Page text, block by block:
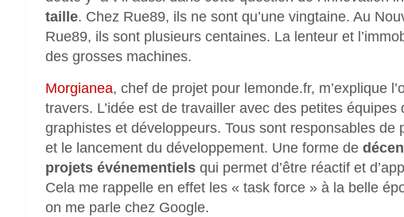
taille. Chez Rue89, ils ne sont qu’une vingtaine. Au
Rue89, ils sont plusieurs centaines. La lenteur et
des grosses machines.
Morgianea, chef de projet pour lemonde.fr, m’explique
travers. L’idée est de travailler avec des petites
graphistes et développeurs. Tous sont responsables de
et le lancement du développement. Une forme de
projets événementiels qui permet d’être réactif et
Cela me rappelle en effet les « task force » à la belle
on me parle chez Google.